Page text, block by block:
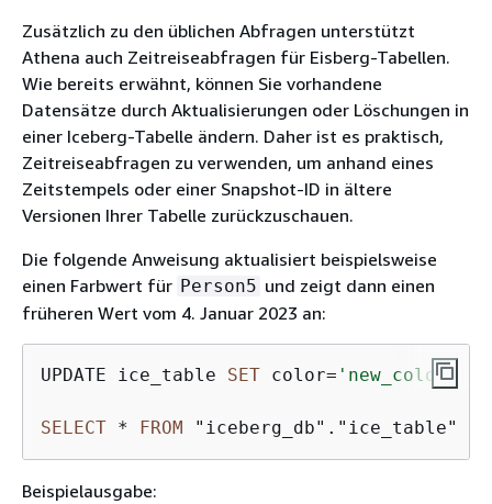
Zusätzlich zu den üblichen Abfragen unterstützt
Athena auch Zeitreiseabfragen für Eisberg-Tabellen.
Wie bereits erwähnt, können Sie vorhandene
Datensätze durch Aktualisierungen oder Löschungen in
einer Iceberg-Tabelle ändern. Daher ist es praktisch,
Zeitreiseabfragen zu verwenden, um anhand eines
Zeitstempels oder einer Snapshot-ID in ältere
Versionen Ihrer Tabelle zurückzuschauen.
Die folgende Anweisung aktualisiert beispielsweise
einen Farbwert für Person5 und zeigt dann einen
früheren Wert vom 4. Januar 2023 an:
UPDATE ice_table SET color= 'new_color'
SELECT * FROM "iceberg_db"."ice_table"
Beispielausgabe: